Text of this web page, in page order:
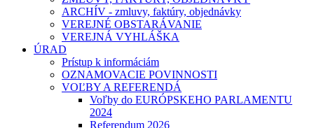
ARCHÍV - zmluvy, faktúry, objednávky
VEREJNÉ OBSTARÁVANIE
VEREJNÁ VYHLÁŠKA
ÚRAD
Prístup k informáciám
OZNAMOVACIE POVINNOSTI
VOĽBY A REFERENDÁ
Voľby do EURÓPSKEHO PARLAMENTU
2024
Referendum 2026